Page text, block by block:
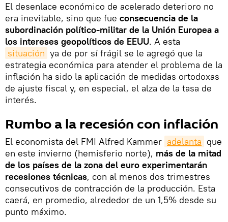
El desenlace económico de acelerado deterioro no
era inevitable, sino que fue consecuencia de la
subordinación político-militar de la Unión Europea a
los intereses geopolíticos de EEUU. A esta
situación ya de por sí frágil se le agregó que la
estrategia económica para atender el problema de la
inflación ha sido la aplicación de medidas ortodoxas
de ajuste fiscal y, en especial, el alza de la tasa de
interés.
Rumbo a la recesión con inflación
El economista del FMI Alfred Kammer adelanta que
en este invierno (hemisferio norte), más de la mitad
de los países de la zona del euro experimentarán
recesiones técnicas, con al menos dos trimestres
consecutivos de contracción de la producción. Esta
caerá, en promedio, alrededor de un 1,5% desde su
punto máximo.